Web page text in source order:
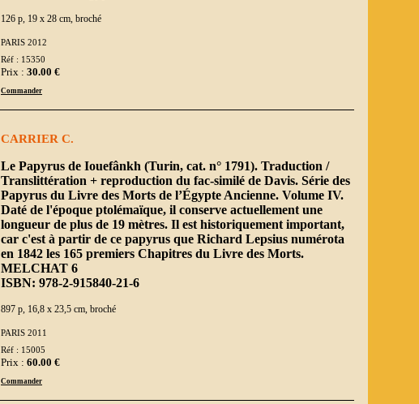
126 p, 19 x 28 cm, broché
PARIS 2012
Réf : 15350
Prix : 30.00 €
Commander
CARRIER C.
Le Papyrus de Iouefânkh (Turin, cat. n° 1791). Traduction /
Translittération + reproduction du fac-similé de Davis. Série des
Papyrus du Livre des Morts de l’Égypte Ancienne. Volume IV.
Daté de l'époque ptolémaïque, il conserve actuellement une
longueur de plus de 19 mètres. Il est historiquement important,
car c'est à partir de ce papyrus que Richard Lepsius numérota
en 1842 les 165 premiers Chapitres du Livre des Morts.
MELCHAT 6
ISBN: 978-2-915840-21-6
897 p, 16,8 x 23,5 cm, broché
PARIS 2011
Réf : 15005
Prix : 60.00 €
Commander